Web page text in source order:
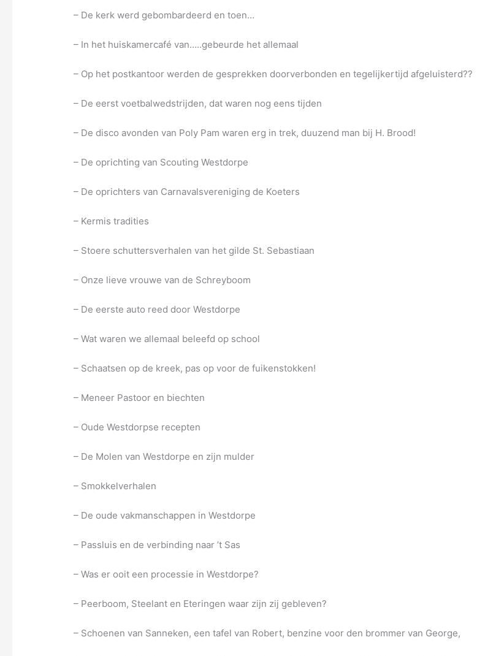
– De kerk werd gebombardeerd en toen…
– In het huiskamercafé van…..gebeurde het allemaal
– Op het postkantoor werden de gesprekken doorverbonden en tegelijkertijd afgeluisterd??
– De eerst voetbalwedstrijden, dat waren nog eens tijden
– De disco avonden van Poly Pam waren erg in trek, duuzend man bij H. Brood!
– De oprichting van Scouting Westdorpe
– De oprichters van Carnavalsvereniging de Koeters
– Kermis tradities
– Stoere schuttersverhalen van het gilde St. Sebastiaan
– Onze lieve vrouwe van de Schreyboom
– De eerste auto reed door Westdorpe
– Wat waren we allemaal beleefd op school
– Schaatsen op de kreek, pas op voor de fuikenstokken!
– Meneer Pastoor en biechten
– Oude Westdorpse recepten
– De Molen van Westdorpe en zijn mulder
– Smokkelverhalen
– De oude vakmanschappen in Westdorpe
– Passluis en de verbinding naar ’t Sas
– Was er ooit een processie in Westdorpe?
– Peerboom, Steelant en Eteringen waar zijn zij gebleven?
– Schoenen van Sanneken, een tafel van Robert, benzine voor den brommer van George,